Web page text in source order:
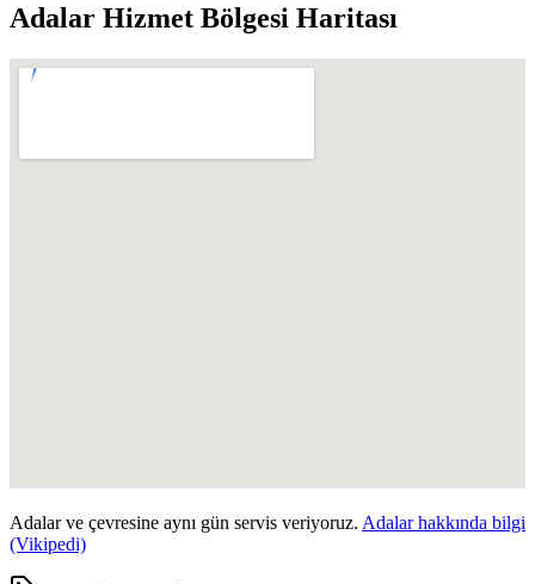
Adalar Hizmet Bölgesi Haritası
Adalarve çevresine aynı gün servis veriyoruz. Adalarhakkında bilgi
(Vikipedi)